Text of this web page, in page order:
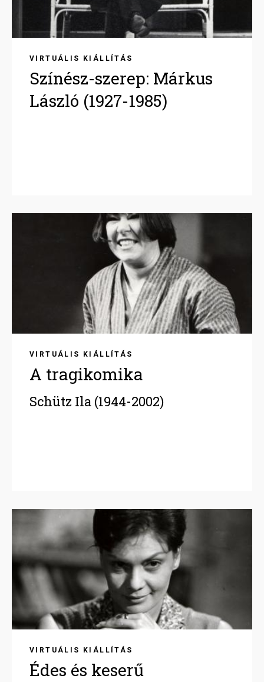
VIRTUÁLIS KIÁLLÍTÁS
Színész-szerep: Márkus
László (1927-1985)
VIRTUÁLIS KIÁLLÍTÁS
A tragikomika
Schütz Ila (1944-2002)
Image
VIRTUÁLIS KIÁLLÍTÁS
Édes és keserű